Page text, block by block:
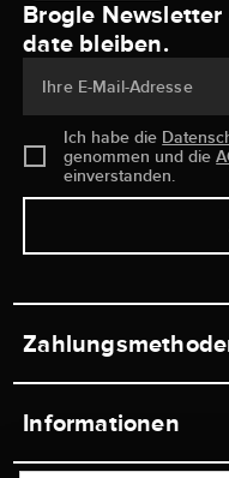
Brogle
date bleiben.
Ihre E-Mail-Adresse
Ich habe die
genommen und die
einverstanden.
Informationen